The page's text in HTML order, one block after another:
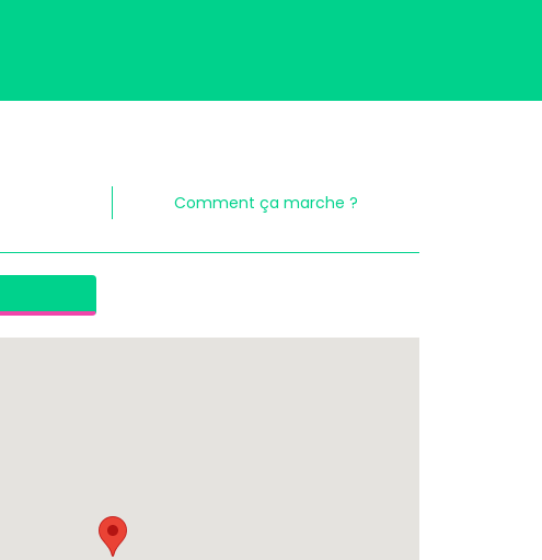
Comment ça marche ?